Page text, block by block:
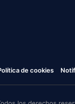
de cookies